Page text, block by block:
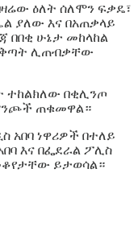
ዕለት ሰለሞን ፍቃዴ፣
ያለው እና በአጠቃላይ
በበቂ ሁኔታ መከላከል
ቅጣት ሊጠብቃቸው
ተከልክለው በቂሊንጦ
ጠቁመዋል።
አበባ ነዋሪዎች በተለይ
እና በፌደራል ፖሊስ
ይታወሳል።